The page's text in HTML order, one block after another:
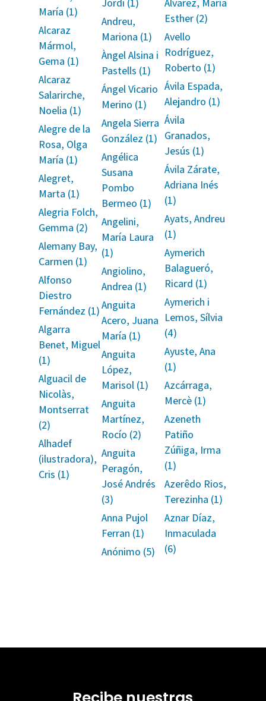
María (1)
Alcaraz
Mármol,
Gema (1)
Alcaraz
Salarirche,
Noelia (1)
Alegre de la
Rosa, Olga
María (1)
Alegret,
Marta (1)
Alegria Folch,
Gemma (2)
Alemany Bay,
Carmen (1)
Alfonso
Diestro
Fernández (1)
Algarra
Benet, Miguel
(1)
Alguacil de
Nicolàs,
Montserrat
(2)
Alhadef
(ilustradora),
Cris (1)
Andreu,
Mariona (1)
Àngel Alsina i
Pastells (1)
Ángel Vicario
Merino (1)
Angela Sierra
González (1)
Angélica
Susana
Pombo
Bermeo (1)
Angelini,
María Laura
(1)
Angiolino,
Andrea (1)
Anguita
Acero, Juana
María (1)
Anguita
López,
Marisol (1)
Anguita
Martínez,
Rocío (2)
Anguita
Peragón,
José Andrés
(3)
Anna Pujol
Ferran (1)
Anónimo (5)
Esther (2)
Avello
Rodríguez,
Roberto (1)
Ávila Espada,
Alejandro (1)
Ávila
Granados,
Jesús (1)
Ávila Zárate,
Adriana Inés
(1)
Ayats, Andreu
(1)
Aymerich
Balagueró,
Ricard (1)
Aymerich i
Lemos, Sílvia
(4)
Ayuste, Ana
(1)
Azcárraga,
Mercè (1)
Azeneth
Patiño
Zúñiga, Irma
(1)
Azerêdo Rios,
Terezinha (1)
Aznar Díaz,
Inmaculada
(6)